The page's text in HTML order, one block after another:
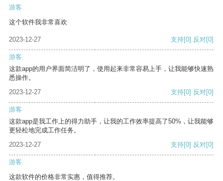
游客
这个软件我非常喜欢
2023-12-27 支持[0] 反对[0]
游客
这款app的用户界面简洁明了，使用起来非常容易上手，让我能够快速熟
悉操作。
2023-12-27
支持[0] 反对[0]
游客
这款app是我工作上的得力助手，让我的工作效率提高了50%，让我能够
更轻松地完成工作任务。
2023-12-27
支持[0] 反对[0]
游客
这款软件的价格非常实惠，值得推荐。